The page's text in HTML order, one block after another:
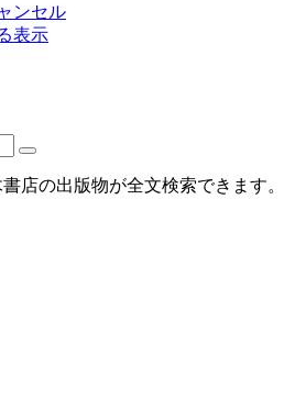
ンセル
表示
店の出版物が全文検索できます。